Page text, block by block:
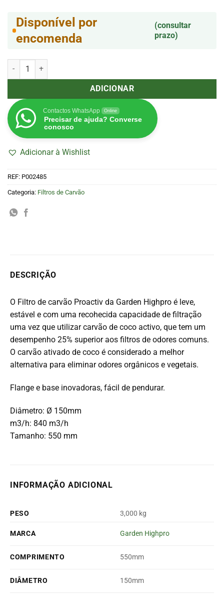
Disponível por
encomenda
(consultar
prazo)
Quantidade de Filtro ProActiv 150x550mm 840m3/h (HighPro)
ADICIONAR
Contactos WhatsApp Online
Precisar de ajuda? Converse
conosco
Adicionar à Wishlist
REF: P002485
Categoria: Filtros de Carvão
DESCRIÇÃO
O Filtro de carvão Proactiv da Garden Highpro é leve,
estável e com uma recohecida capacidade de filtração
uma vez que utilizar carvão de coco activo, que tem um
desempenho 25% superior aos filtros de odores comuns.
O carvão ativado de coco é considerado a melhor
alternativa para eliminar odores orgânicos e vegetais.
Flange e base inovadoras, fácil de pendurar.
Diâmetro: Ø 150mm
m3/h: 840 m3/h
Tamanho: 550 mm
INFORMAÇÃO ADICIONAL
PESO 3,000 kg
MARCA Garden Highpro
COMPRIMENTO 550mm
DIÂMETRO 150mm